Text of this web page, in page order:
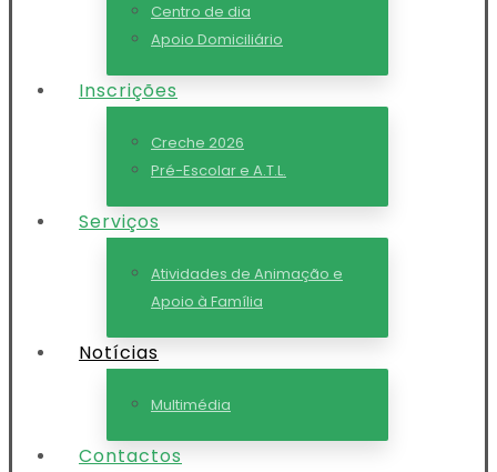
Centro de dia
Apoio Domiciliário
Inscrições
Creche 2026
Pré-Escolar e A.T.L.
Serviços
Atividades de Animação e
Apoio à Família
Notícias
Multimédia
Contactos